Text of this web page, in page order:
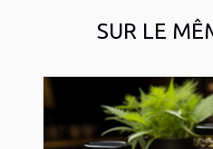
SUR LE